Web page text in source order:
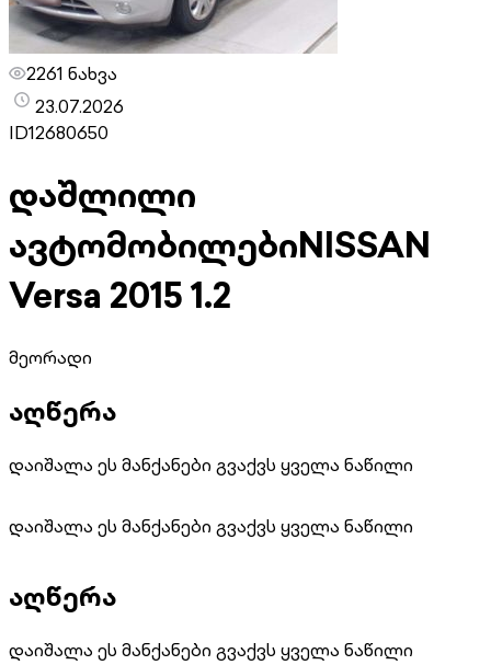
2261 ნახვა
23.07.2026
ID12680650
დაშლილი
ავტომობილებიNISSAN
Versa 2015 1.2
მეორადი
აღწერა
დაიშალა ეს მანქანები გვაქვს ყველა ნაწილი
დაიშალა ეს მანქანები გვაქვს ყველა ნაწილი
აღწერა
დაიშალა ეს მანქანები გვაქვს ყველა ნაწილი